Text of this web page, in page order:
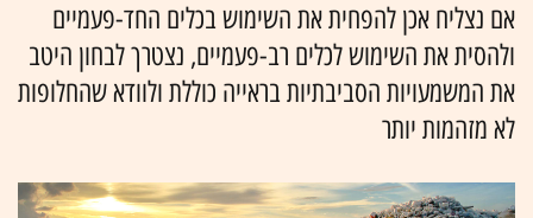
אם נצליח אכן להפחית את השימוש בכלים החד-פעמיים
ולהסית את השימוש לכלים רב-פעמיים, נצטרך לבחון היטב
את המשמעויות הסביבתיות בראייה כוללת ולוודא שהחלופות
לא מזהמות יותר